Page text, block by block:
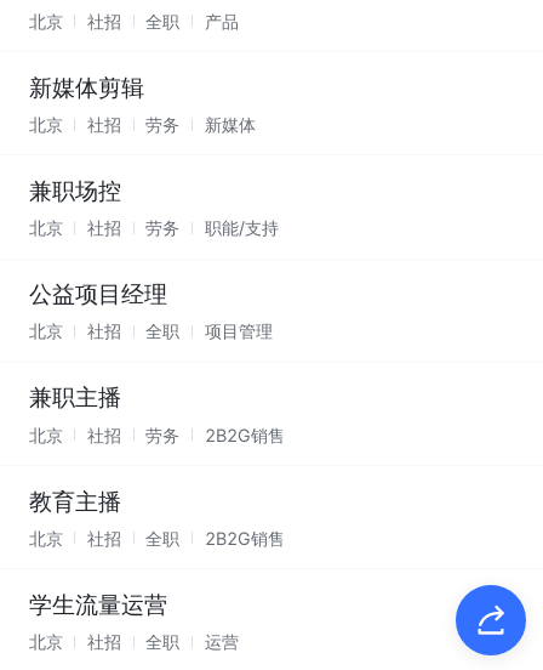
北京 社招 全职 产品
新媒体剪辑
北京 社招 劳务 新媒体
兼职场控
北京 社招 劳务 职能/支持
公益项目经理
北京 社招 全职 项目管理
兼职主播
北京 社招 劳务 2B2G销售
教育主播
北京 社招 全职 2B2G销售
学生流量运营
北京 社招 全职 运营